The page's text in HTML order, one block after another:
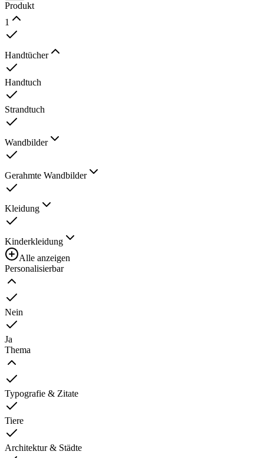
Produkt
1
Handtücher
Handtuch
Strandtuch
Wandbilder
Gerahmte Wandbilder
Kleidung
Kinderkleidung
Alle anzeigen
Personalisierbar
Nein
Ja
Thema
Typografie & Zitate
Tiere
Architektur & Städte